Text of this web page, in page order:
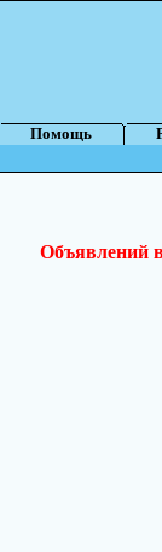
Помощь
Объявлений